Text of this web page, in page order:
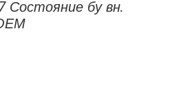
Состояние бу вн.